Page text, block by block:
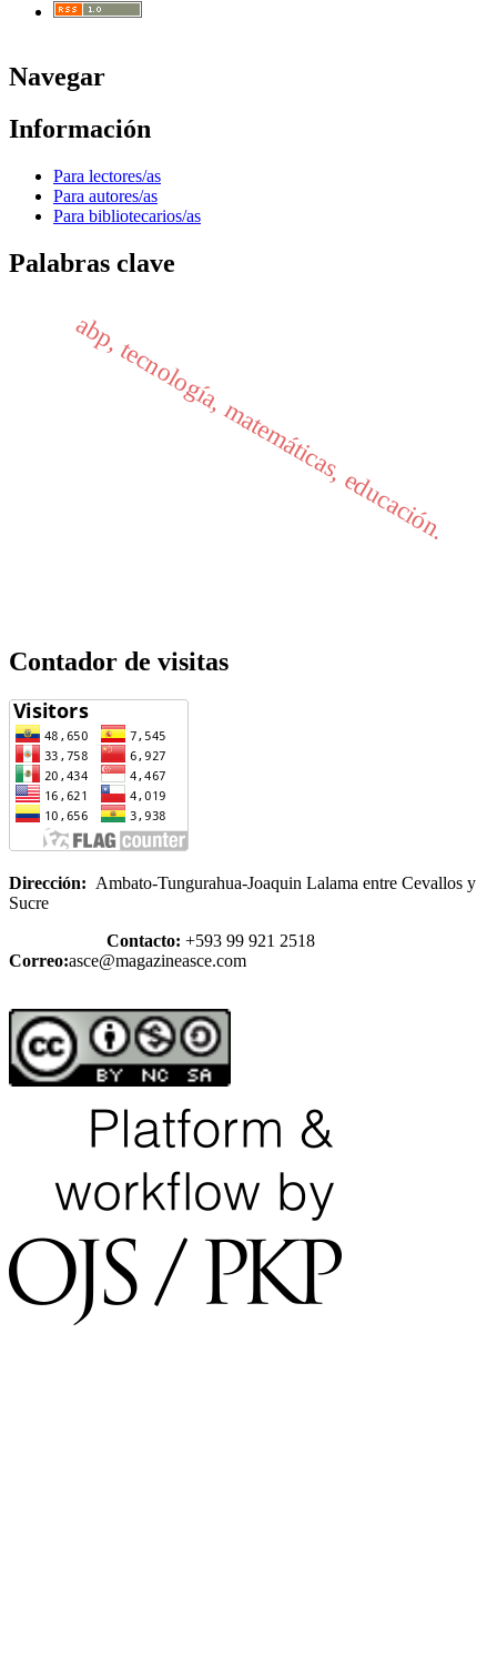
Navegar
Información
Para lectores/as
Para autores/as
Para bibliotecarios/as
Palabras clave
abp, tecnología, matemáticas, educación.
Contador de visitas
Dirección: Ambato-Tungurahua-Joaquin Lalama entre Cevallos y
Sucre
Contacto: +593 99 921 2518
Correo:asce@magazineasce.com